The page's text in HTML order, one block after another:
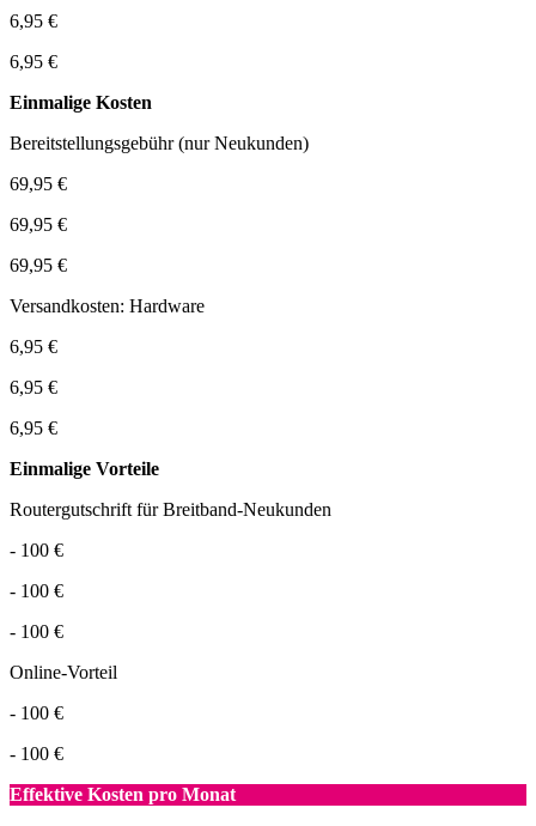
6,95 €
6,95 €
Einmalige Kosten
Bereitstellungsgebühr (nur Neukunden)
69,95 €
69,95 €
69,95 €
Versandkosten: Hardware
6,95 €
6,95 €
6,95 €
Einmalige Vorteile
Routergutschrift für Breitband-Neukunden
- 100 €
- 100 €
- 100 €
Online-Vorteil
- 100 €
- 100 €
Effektive Kosten pro Monat